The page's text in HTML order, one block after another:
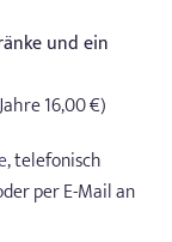
und ein
16,00 €)
, telefonisch
per E-Mail an